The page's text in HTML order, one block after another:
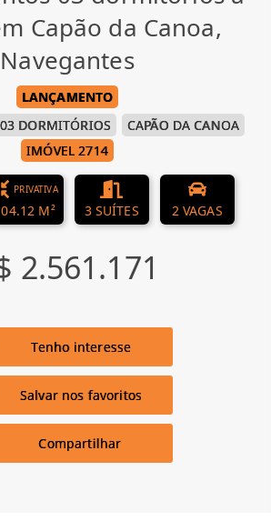
Capão da Canoa,
Navegantes
LANÇAMENTO
DORMITÓRIOS
CAPÃO DA CANOA
IMÓVEL 2714
PRIVATIVA
M² 3 SUÍTES 2 VAGAS
2.561.171
Tenho interesse
Salvar nos favoritos
Compartilhar